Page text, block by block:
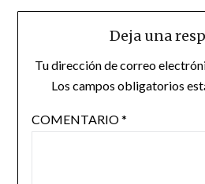
Deja una
Tu dirección de correo
Los campos obligatorios
COMENTARIO*